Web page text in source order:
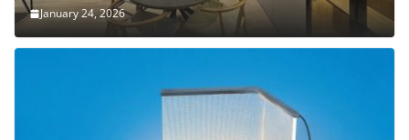
January 24, 2026